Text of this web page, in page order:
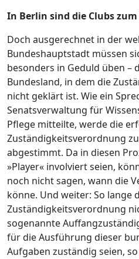
In Berlin sind die Clubs
Doch ausgerechnet in der
Bundeshauptstadt müssen
besonders in Geduld üben –
Bundesland, in dem die
nicht geklärt ist. Wie ein
Senatsverwaltung für
Pflege mitteilte, werde die
Zuständigkeitsverordnung
abgestimmt. Da in diesen
»Player« involviert seien,
noch nicht sagen, wann die
könne. Und weiter: So lange
Zuständigkeitsverordnung
sogenannte
für die Ausführung dieser
Aufgaben zuständig seien,